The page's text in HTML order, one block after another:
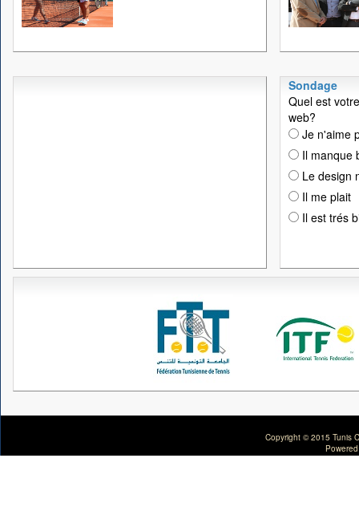
Sondage
Quel est
web?
Je n'aime
Il manque
Le design
Il me plait
Il est trés
Copyright © 2015 Tunis